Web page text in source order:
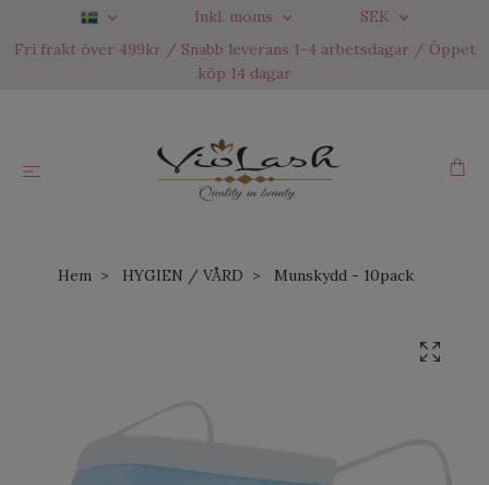
Inkl. moms
SEK
Fri frakt över 499kr / Snabb leverans 1-4 arbetsdagar / Öppet
köp 14 dagar
Hem HYGIEN / VÅRD Munskydd - 10pack